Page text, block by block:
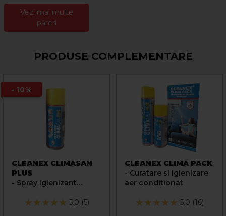
Vezi mai multe
păreri
PRODUSE COMPLEMENTARE
- 10%
CLEANEX CLIMASAN
PLUS
- Spray igienizant
conditionat
5.0 (5)
CLEANEX CLIMA PACK
- Curatare si igienizare
aer conditionat
5.0 (16)